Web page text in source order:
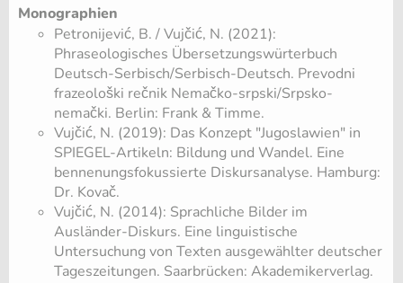
Monographien
Petronijević, B. / Vujčić, N. (2021):
Phraseologisches Übersetzungswürterbuch
Deutsch-Serbisch/Serbisch-Deutsch. Prevodni
frazeološki rečnik Nemačko-srpski/Srpsko-
nemački. Berlin: Frank & Timme.
Vujčić, N. (2019): Das Konzept "Jugoslawien" in
SPIEGEL-Artikeln: Bildung und Wandel. Eine
bennenungsfokussierte Diskursanalyse. Hamburg:
Dr. Kovač.
Vujčić, N. (2014): Sprachliche Bilder im
Ausländer-Diskurs. Eine linguistische
Untersuchung von Texten ausgewählter deutscher
Tageszeitungen. Saarbrücken: Akademikerverlag.